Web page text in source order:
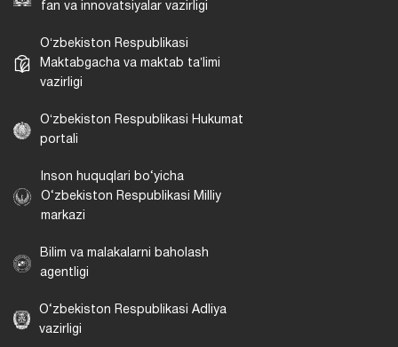
fan va innovatsiyalar vazirligi
Oʻzbekiston Respublikasi
Maktabgacha va maktab taʼlimi
vazirligi
Oʻzbekiston Respublikasi Hukumat
portali
Inson huquqlari bo‘yicha
O‘zbekiston Respublikasi Milliy
markazi
Bilim va malakalarni baholash
agentligi
O‘zbekiston Respublikasi Adliya
vazirligi